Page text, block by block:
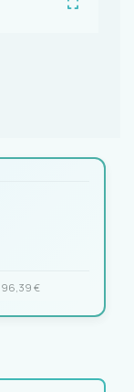
96,39 €